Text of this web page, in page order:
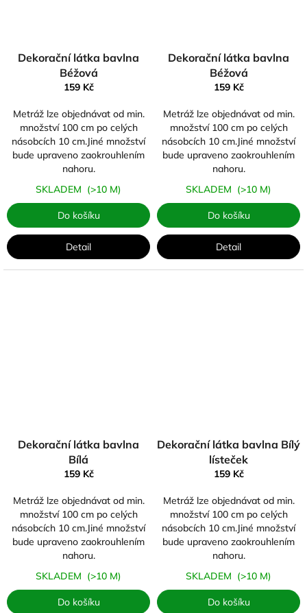
Dekorační látka bavlna
Béžová
159 Kč
Metráž lze objednávat od min.
množství 100 cm po celých
násobcích 10 cm.Jiné množství
bude upraveno zaokrouhlením
nahoru.
SKLADEM (>10 M)
Do košíku
Detail
Dekorační látka bavlna
Béžová
159 Kč
Metráž lze objednávat od min.
množství 100 cm po celých
násobcích 10 cm.Jiné množství
bude upraveno zaokrouhlením
nahoru.
SKLADEM (>10 M)
Do košíku
Detail
Dekorační látka bavlna
Bílá
159 Kč
Metráž lze objednávat od min.
množství 100 cm po celých
násobcích 10 cm.Jiné množství
bude upraveno zaokrouhlením
nahoru.
SKLADEM (>10 M)
Do košíku
Dekorační látka bavlna Bílý
lísteček
159 Kč
Metráž lze objednávat od min.
množství 100 cm po celých
násobcích 10 cm.Jiné množství
bude upraveno zaokrouhlením
nahoru.
SKLADEM (>10 M)
Do košíku